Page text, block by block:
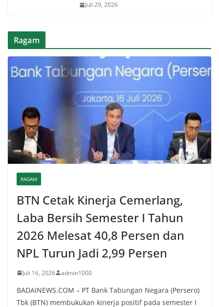
Juli 29, 2026
Ragam
RAGAM
BTN Cetak Kinerja Cemerlang,
Laba Bersih Semester I Tahun
2026 Melesat 40,8 Persen dan
NPL Turun Jadi 2,99 Persen
Juli 16, 2026 admin1000
BADAINEWS.COM – PT Bank Tabungan Negara (Persero)
Tbk (BTN) membukukan kinerja positif pada semester I